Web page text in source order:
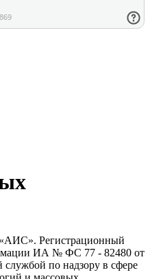
Регистрационный
ИА № ФС 77 - 82480 от
по надзору в сфере